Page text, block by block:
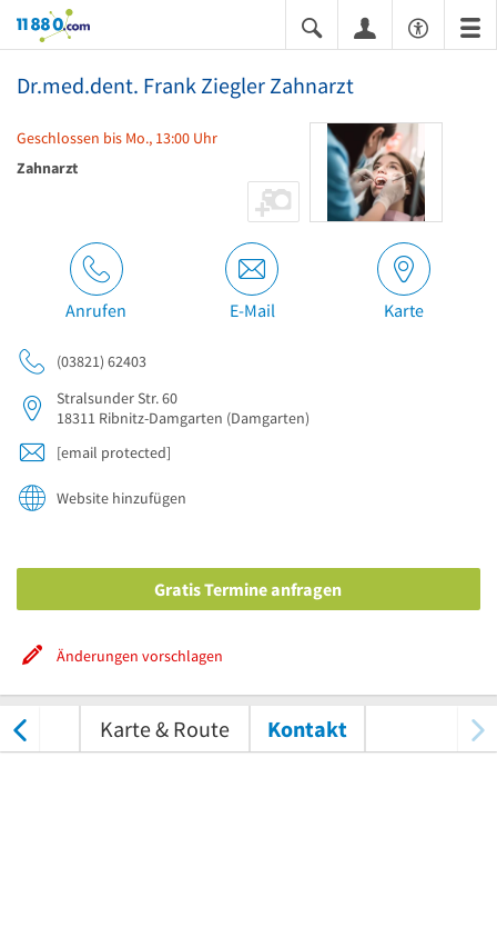
11880.com
Dr.med.dent. Frank Ziegler Zahnarzt
Geschlossen bis Mo., 13:00 Uhr
Zahnarzt
Anrufen E-Mail Karte
(03821) 62403
Stralsunder Str. 60
18311 Ribnitz-Damgarten (Damgarten)
[email protected]
Website hinzufügen
Gratis Termine anfragen
Änderungen vorschlagen
Karte & Route Kontakt